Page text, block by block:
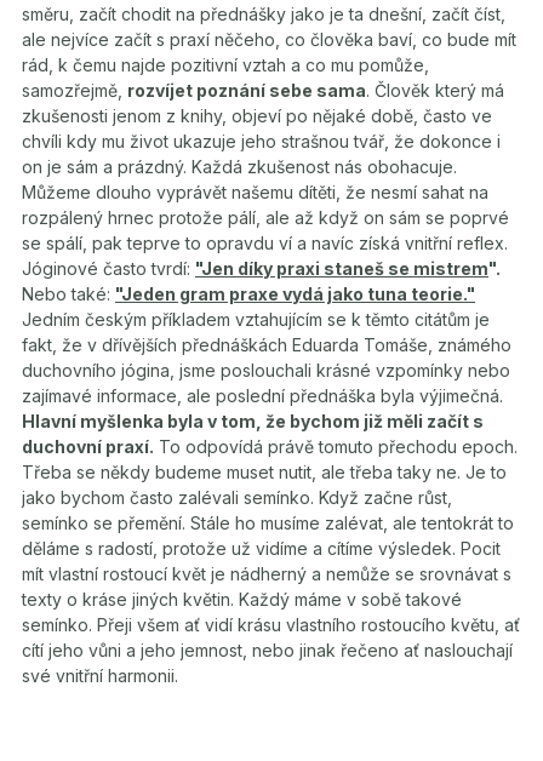
směru, začít chodit na přednášky jako je ta dnešní, začít číst,
ale nejvíce začít s praxí něčeho, co člověka baví, co bude mít
rád, k čemu najde pozitivní vztah a co mu pomůže,
samozřejmě, rozvíjet poznání sebe sama. Člověk který má
zkušenosti jenom z knihy, objeví po nějaké době, často ve
chvíli kdy mu život ukazuje jeho strašnou tvář, že dokonce i
on je sám a prázdný. Každá zkušenost nás obohacuje.
Můžeme dlouho vyprávět našemu dítěti, že nesmí sahat na
rozpálený hrnec protože pálí, ale až když on sám se poprvé
se spálí, pak teprve to opravdu ví a navíc získá vnitřní reflex.
Jóginové často tvrdí: "Jen díky praxi staneš se mistrem".
Nebo také: "Jeden gram praxe vydá jako tuna teorie."
Jedním českým příkladem vztahujícím se k těmto citátům je
fakt, že v dřívějších přednáškách Eduarda Tomáše, známého
duchovního jógina, jsme poslouchali krásné vzpomínky nebo
zajímavé informace, ale poslední přednáška byla výjimečná.
Hlavní myšlenka byla v tom, že bychom již měli začít s
duchovní praxí. To odpovídá právě tomuto přechodu epoch.
Třeba se někdy budeme muset nutit, ale třeba taky ne. Je to
jako bychom často zalévali semínko. Když začne růst,
semínko se přemění. Stále ho musíme zalévat, ale tentokrát to
děláme s radostí, protože už vidíme a cítíme výsledek. Pocit
mít vlastní rostoucí květ je nádherný a nemůže se srovnávat s
texty o kráse jiných květin. Každý máme v sobě takové
semínko. Přeji všem ať vidí krásu vlastního rostoucího květu, ať
cítí jeho vůni a jeho jemnost, nebo jinak řečeno ať naslouchají
své vnitřní harmonii.